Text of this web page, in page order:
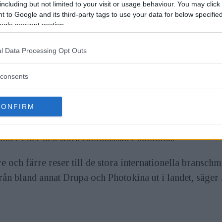
but not limited to your visit or usage behaviour. You may
to Google and its third-party tags to use your data for below
consent section.
Data Processing Opt Outs
sex utställningsvagnar och en restaurangvagn.
Adobe, Svenska Fotografers Förbund (SFF) och
Photo, Yfo, Ricoh, Crumpler, PhaseOne,
"Bästa tågbild". I retusch-SM kan man
från Wacom.
efter den stora fotomässan Photokina.
och färre reser till de stora internationella
bland annat Drupa och Photokina ut i landet,